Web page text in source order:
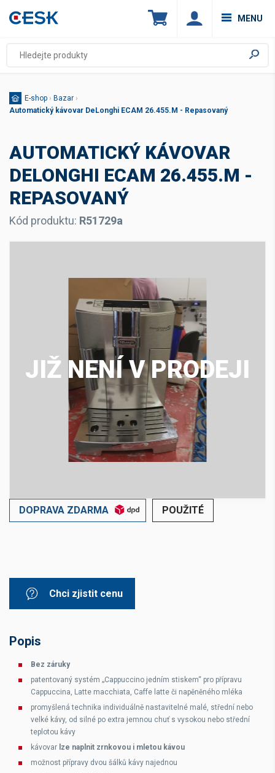
MENU
E-shop › Bazar ›
Automatický kávovar DeLonghi ECAM 26.455.M - Repasovaný
AUTOMATICKÝ KÁVOVAR
DELONGHI ECAM 26.455.M -
REPASOVANÝ
Kód produktu: R51729a
JIŽ NENÍ V PRODEJI
DOPRAVA ZDARMA POUŽITÉ
Chci zjistit cenu
Popis
Bez záruky
patentovaný systém „Cappuccino jedním stiskem“ pro přípravu
Cappuccina, Latte macchiata, Caffe latte či napěněného mléka
promyšlená technika individuálně nastavitelné malé, střední nebo
velké kávy, od silné po extra jemnou chuť s vysokou nebo střední
teplotou kávy
kávovar lze naplnit zrnkovou i mletou kávou
možnost přípravy dvou šálků kávy najednou